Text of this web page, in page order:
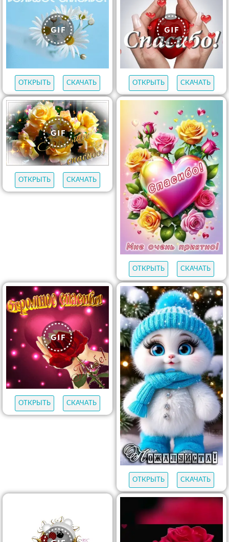
ОТКРЫТЬ СКАЧАТЬ ОТКРЫТЬ СКАЧАТЬ
ОТКРЫТЬ СКАЧАТЬ
ОТКРЫТЬ СКАЧАТЬ
ОТКРЫТЬ СКАЧАТЬ
ОТКРЫТЬ СКАЧАТЬ